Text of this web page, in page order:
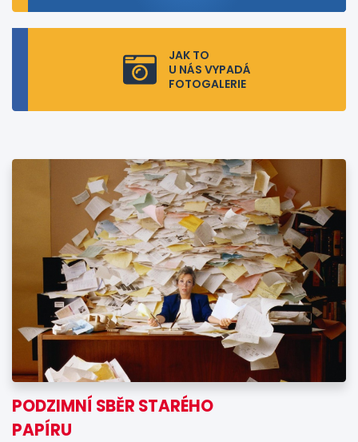
JAK TO
U NÁS VYPADÁ
FOTOGALERIE
PODZIMNÍ SBĚR STARÉHO
PAPÍRU